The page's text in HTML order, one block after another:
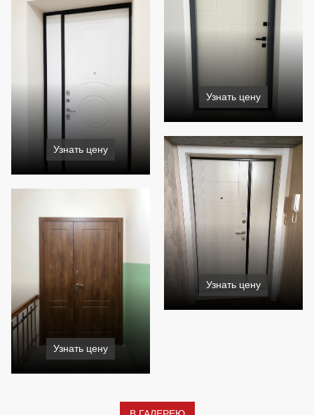
Узнать цену
Узнать цену
Узнать цену
Узнать цену